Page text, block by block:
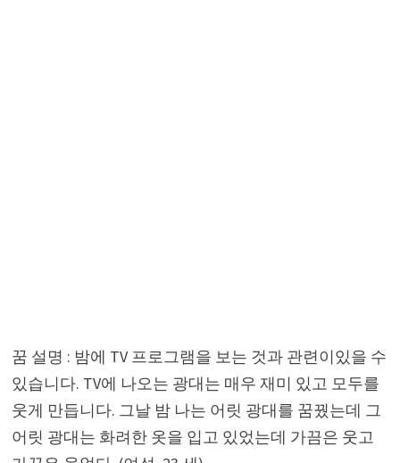
꿈 설명 : 밤에 TV 프로그램을 보는 것과 관련이있을 수
있습니다. TV에 나오는 광대는 매우 재미 있고 모두를
웃게 만듭니다. 그날 밤 나는 어릿 광대를 꿈꿨는데 그
어릿 광대는 화려한 옷을 입고 있었는데 가끔은 웃고